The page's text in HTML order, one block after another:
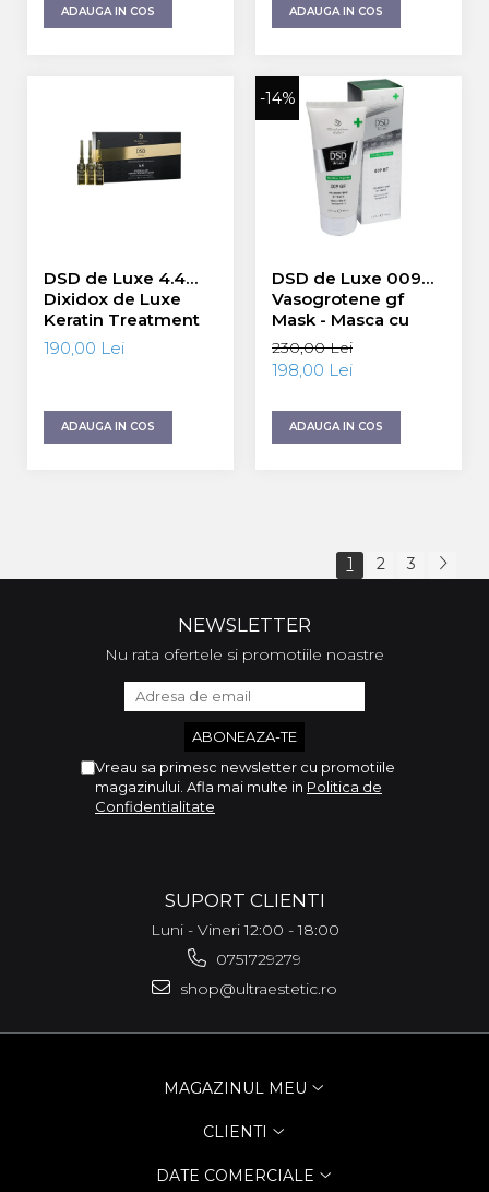
ADAUGA IN COS ADAUGA IN COS
DSD de Luxe 4.4
Dixidox de Luxe
Keratin Treatment
Lotion - Lotiune cu
Keratina 10 fiole x 10
190,00 Lei
ADAUGA IN COS
-14%
DSD de Luxe 009
Vasogrotene gf
Mask - Masca cu
Factori de Crestere
200 ml
230,00 Lei
198,00 Lei
ADAUGA IN COS
1 2 3
NEWSLETTER
Nu rata ofertele si promotiile noastre
Vreau sa primesc newsletter cu promotiile
magazinului. Afla mai multe in Politica de
Confidentialitate
SUPORT CLIENTI
Luni - Vineri 12:00 - 18:00
0751729279
shop@ultraestetic.ro
MAGAZINUL MEU
CLIENTI
DATE COMERCIALE